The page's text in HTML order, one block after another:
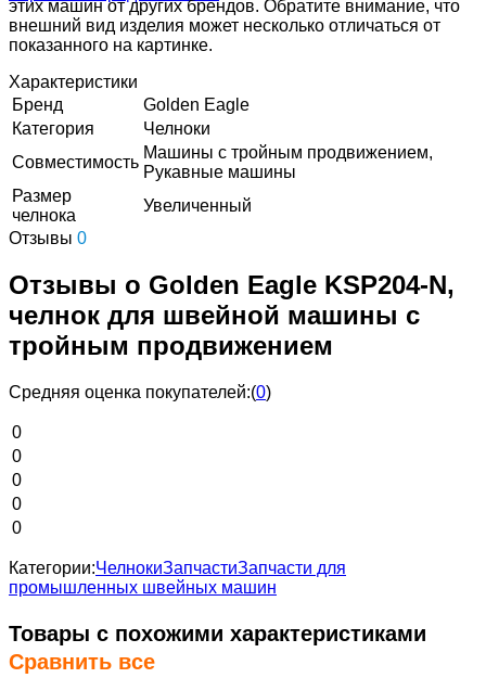
этих машин от других брендов. Обратите внимание, что
внешний вид изделия может несколько отличаться от
показанного на картинке.
Характеристики
Бренд
Golden Eagle
Категория
Челноки
Совместимость
Машины с тройным продвижением,
Рукавные машины
Размер
челнока
Увеличенный
Отзывы 0
Отзывы о Golden Eagle KSP204-N,
челнок для швейной машины с
тройным продвижением
Средняя оценка покупателей:(0)
0
0
0
0
0
Категории:ЧелнокиЗапчастиЗапчасти для
промышленных швейных машин
Товары с похожими характеристиками
Сравнить все